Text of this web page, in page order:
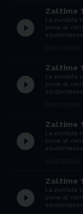
play_circle_filled
Zai.time
La puntata
pone al
play_circle_filled
Zai.time
La puntata
pone al
play_circle_filled
Zai.time
La puntata
pone al
play_circle_filled
Zai.time
La puntata
pone al